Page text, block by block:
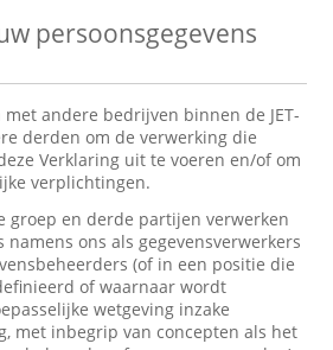
persoonsgegevens
met andere bedrijven binnen de JET-
derden om de verwerking die
Verklaring uit te voeren en/of om
verplichtingen.
groep en derde partijen verwerken
namens ons als gegevensverwerkers
(of in een positie die
of waarnaar wordt
wetgeving inzake
met inbegrip van concepten als het